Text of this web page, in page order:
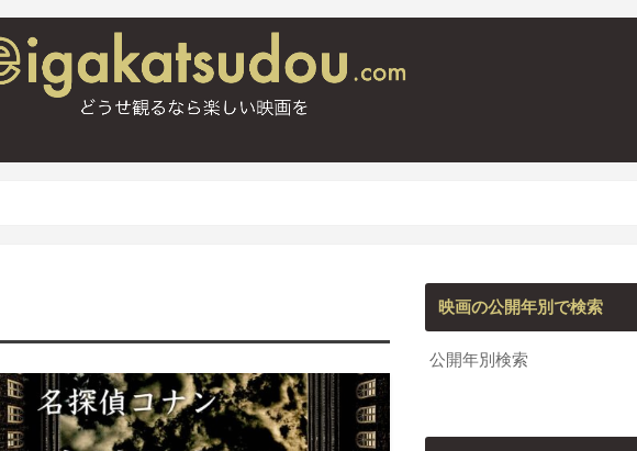
映画の公開年別で検索
公開年別検索